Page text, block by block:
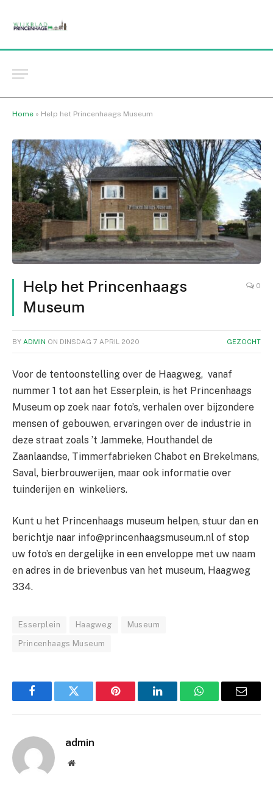
Home » Help het Princenhaags Museum
Help het Princenhaags
Museum
0
BY ADMIN ON DINSDAG 7 APRIL 2020 GEZOCHT
Voor de tentoonstelling over de Haagweg, vanaf
nummer 1 tot aan het Esserplein, is het Princenhaags
Museum op zoek naar foto’s, verhalen over bijzondere
mensen of gebouwen, ervaringen over de industrie in
deze straat zoals ’t Jammeke, Houthandel de
Zaanlaandse, Timmerfabrieken Chabot en Brekelmans,
Saval, bierbrouwerijen, maar ook informatie over
tuinderijen en winkeliers.
Kunt u het Princenhaags museum helpen, stuur dan en
berichtje naar info@princenhaagsmuseum.nl of stop
uw foto’s en dergelijke in een enveloppe met uw naam
en adres in de brievenbus van het museum, Haagweg
334.
Esserplein Haagweg Museum
Princenhaags Museum
FacebookTwitter Pinterest LinkedInWhatsAppEmail
admin
Website